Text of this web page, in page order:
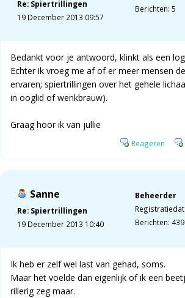
Re: Spiertrillingen
19 December 2013 09:57
Berichten: 5
Bedankt voor je antwoord, klinkt als een
Echter ik vroeg me af of er meer mensen
ervaren; spiertrillingen over het gehele
in ooglid of wenkbrauw).
Graag hoor ik van jullie
Reageren
Sanne
Re: Spiertrillingen
19 December 2013 10:40
Beheerder
Berichten: 439
Ik heb er zelf wel last van gehad, soms.
Maar het voelde dan eigenlijk of ik een
rillerig zeg maar.